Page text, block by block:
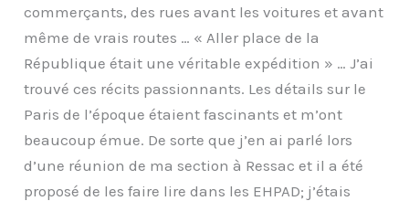
commerçants, des rues avant les voitures et avant
même de vrais routes … « Aller place de la
République était une véritable expédition » … J’ai
trouvé ces récits passionnants. Les détails sur le
Paris de l’époque étaient fascinants et m’ont
beaucoup émue. De sorte que j’en ai parlé lors
d’une réunion de ma section à Ressac et il a été
proposé de les faire lire dans les EHPAD; j’étais